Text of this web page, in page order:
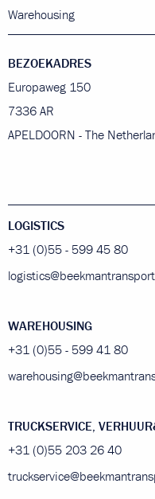
Warehousing
BEZOEKADRES
Europaweg 150
7336 AR
APELDOORN - The
LOGISTICS
+31 (0)55 - 599 45 80
WAREHOUSING
+31 (0)55 - 599 41 80
TRUCKSERVICE,
+31 (0)55 203 26 40